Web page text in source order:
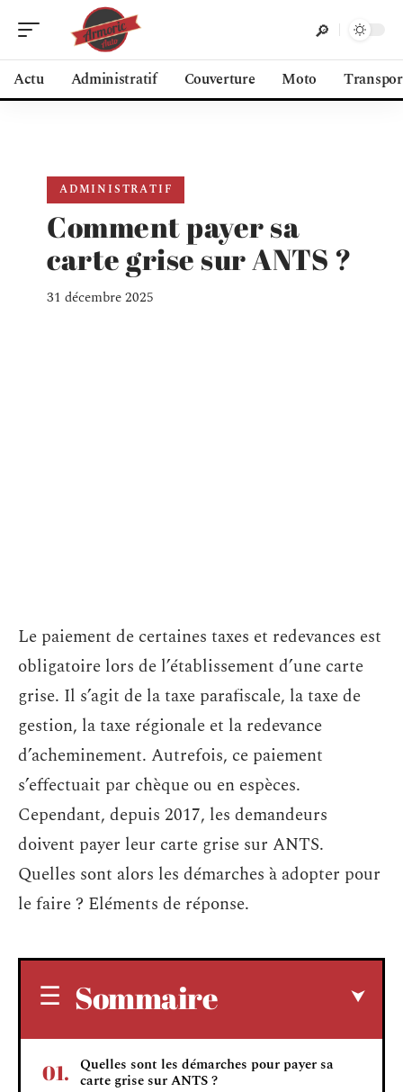
Actu Administratif Couverture Moto
ADMINISTRATIF
Comment payer sa
carte grise sur ANTS ?
31 décembre 2025
Le paiement de certaines taxes et redevances est
obligatoire lors de l’établissement d’une carte
grise. Il s’agit de la taxe parafiscale, la taxe de
gestion, la taxe régionale et la redevance
d’acheminement. Autrefois, ce paiement
s’effectuait par chèque ou en espèces.
Cependant, depuis 2017, les demandeurs
doivent payer leur carte grise sur ANTS.
Quelles sont alors les démarches à adopter pour
le faire ? Eléments de réponse.
Sommaire
Quelles sont les démarches pour payer sa
carte grise sur ANTS ?